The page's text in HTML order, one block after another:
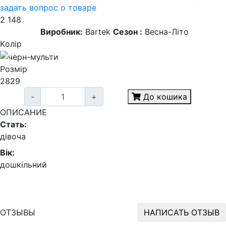
задать вопрос о товаре
2 148
Виробник: Bartek Сезон : Весна-Літо
Kолір
Розмір
2829
-
+
До кошика
ОПИСАНИЕ
Стать:
дівоча
Вік:
дошкільний
ОТЗЫВЫ НАПИСАТЬ ОТЗЫВ